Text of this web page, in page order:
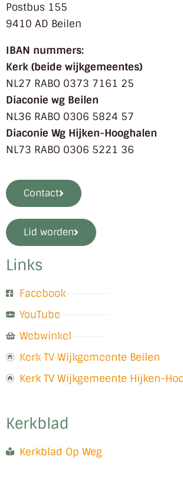
Postbus 155
9410 AD Beilen
IBAN nummers:
Kerk (beide wijkgemeentes)
NL27 RABO 0373 7161 25
Diaconie wg Beilen
NL36 RABO 0306 5824 57
Diaconie Wg Hijken-Hooghalen
NL73 RABO 0306 5221 36
Contact
Lid worden
Links
Facebook
YouTube
Webwinkel
Kerk TV Wijkgemeente Beilen
Kerk TV Wijkgemeente Hijken-
Kerkblad
Kerkblad Op Weg